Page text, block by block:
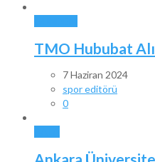
TMO Hububat
7 Haziran 2024
spor editörü
0